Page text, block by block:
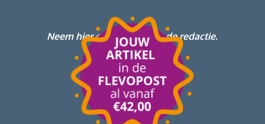
Neem hier contact op met de redactie.